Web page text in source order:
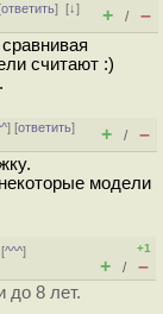
ответить][↓]
+ / –
считают :)
] [ответить]
+ / –
модели
^^^]
+1
+ / –
до 8 лет.